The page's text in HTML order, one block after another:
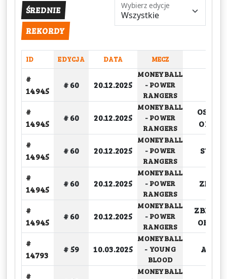
ŚREDNIE
REKORDY
Wybierz edycje
ID EDYCJA DATA MECZ
#
14945
# 60 20.12.2025
MONEYBALL
- POWER
RANGERS
#
14945
# 60 20.12.2025
MONEYBALL
- POWER
RANGERS
#
14945
# 60 20.12.2025
MONEYBALL
- POWER
RANGERS
#
14945
# 60 20.12.2025
MONEYBALL
- POWER
RANGERS
#
14945
# 60 20.12.2025
MONEYBALL
- POWER
RANGERS
#
14793
# 59 10.03.2025
MONEYBALL
- YOUNG
BLOOD
#
MONEYBALL